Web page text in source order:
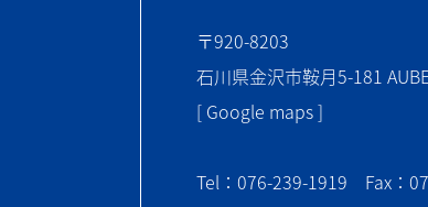
〒920-8203
石川県金沢市鞍月5-181
[ Google maps ]
Tel：076-239-1919 Fax：